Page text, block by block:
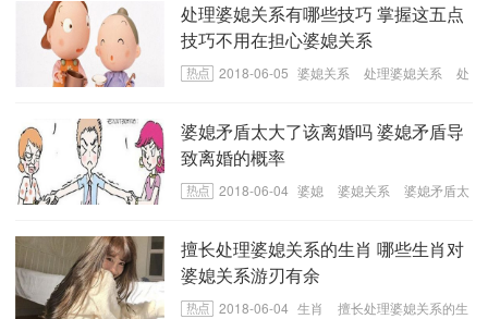
处理婆媳关系有哪些技巧 掌握这五点
技巧不用在担心婆媳关系
2018-06-05 婆媳关系 处理婆媳关系
处
婆媳矛盾太大了该离婚吗 婆媳矛盾导
致离婚的概率
2018-06-04 婆媳 婆媳关系
婆媳矛盾太
擅长处理婆媳关系的生肖 哪些生肖对
婆媳关系游刃有余
2018-06-04 生肖
擅长处理婆媳关系的生